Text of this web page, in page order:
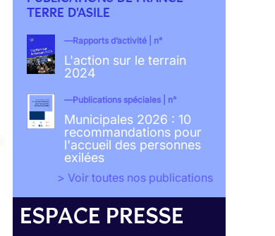
TERRE D'ASILE
Rapports d’activité | n°
L'action sur le terrain
2024
Publications spéciales | n°
Municipales 2026 : 10
recommandations pour
l'accueil des personnes
exilées
> Voir toutes nos publications
ESPACE PRESSE